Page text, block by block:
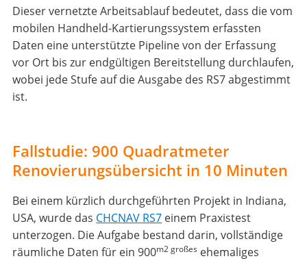
Dieser vernetzte Arbeitsablauf bedeutet, dass die vom
mobilen Handheld-Kartierungssystem erfassten
Daten eine unterstützte Pipeline von der Erfassung
vor Ort bis zur endgültigen Bereitstellung durchlaufen,
wobei jede Stufe auf die Ausgabe des RS7 abgestimmt
ist.
Fallstudie: 900 Quadratmeter
Renovierungsübersicht in 10 Minuten
Bei einem kürzlich durchgeführten Projekt in Indiana,
USA, wurde das CHCNAV RS7 einem Praxistest
unterzogen. Die Aufgabe bestand darin, vollständige
räumliche Daten für ein 900m2 großes ehemaliges